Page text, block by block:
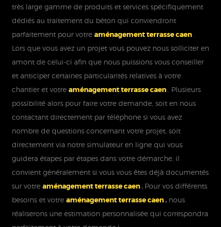
très large gamme de produits et services spécifiquement
dédiés au traitement du béton qui conviendront
parfaitement pour votre aménagement terrasse caen
Lors que vous avez un projet vous pouvez nous solliciter en
amont de celui-ci afin que nous puissions vous conseiller
et anticiper certaines particularités relatives à votre
chantier et votre aménagement terrasse caen
. Plusieurs
possibilité alors pour faire votre demande, soit en nous
contactant directement par téléphone si vous avez
nombre de questions concernant votre projet, soit
directement via notre simulateur en ligne qui vous
guidera étapes par étapes dans votre démarche, il
convient généralement si vous vous êtes déjà documentés
sur votre aménagement terrasse caen. Pour vos différents
besoins et votre aménagement terrasse caen,nous
réaliserons une estimation personnalisée qui correspondra